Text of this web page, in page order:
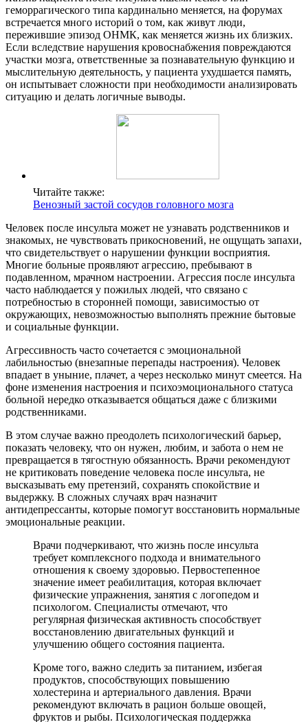
геморрагического типа кардинально меняется, на форумах
встречается много историй о том, как живут люди,
пережившие эпизод ОНМК, как меняется жизнь их близких.
Если вследствие нарушения кровоснабжения повреждаются
участки мозга, ответственные за познавательную функцию и
мыслительную деятельность, у пациента ухудшается память,
он испытывает сложности при необходимости анализировать
ситуацию и делать логичные выводы.
Читайте также:
Венозный застой сосудов головного мозга
Человек после инсульта может не узнавать родственников и
знакомых, не чувствовать прикосновений, не ощущать запахи,
что свидетельствует о нарушении функции восприятия.
Многие больные проявляют агрессию, пребывают в
подавленном, мрачном настроении. Агрессия после инсульта
часто наблюдается у пожилых людей, что связано с
потребностью в сторонней помощи, зависимостью от
окружающих, невозможностью выполнять прежние бытовые
и социальные функции.
Агрессивность часто сочетается с эмоциональной
лабильностью (внезапные перепады настроения). Человек
впадает в уныние, плачет, а через несколько минут смеется. На
фоне изменения настроения и психоэмоционального статуса
больной нередко отказывается общаться даже с близкими
родственниками.
В этом случае важно преодолеть психологический барьер,
показать человеку, что он нужен, любим, и забота о нем не
превращается в тягостную обязанность. Врачи рекомендуют
не критиковать поведение человека после инсульта, не
высказывать ему претензий, сохранять спокойствие и
выдержку. В сложных случаях врач назначит
антидепрессанты, которые помогут восстановить нормальные
эмоциональные реакции.
Врачи подчеркивают, что жизнь после инсульта
требует комплексного подхода и внимательного
отношения к своему здоровью. Первостепенное
значение имеет реабилитация, которая включает
физические упражнения, занятия с логопедом и
психологом. Специалисты отмечают, что
регулярная физическая активность способствует
восстановлению двигательных функций и
улучшению общего состояния пациента.
Кроме того, важно следить за питанием, избегая
продуктов, способствующих повышению
холестерина и артериального давления. Врачи
рекомендуют включать в рацион больше овощей,
фруктов и рыбы. Психологическая поддержка